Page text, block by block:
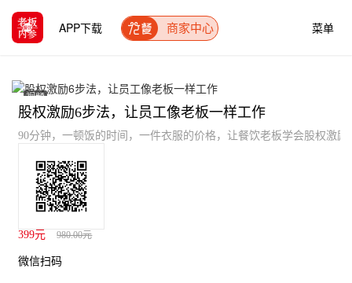
菜单
APP下载 商家中心
视频
股权激励6步法，让员工像老板一样工作
90分钟，一顿饭的时间，一件衣服的价格，让餐饮老板学会股权激励
399元 980.00元
微信扫码